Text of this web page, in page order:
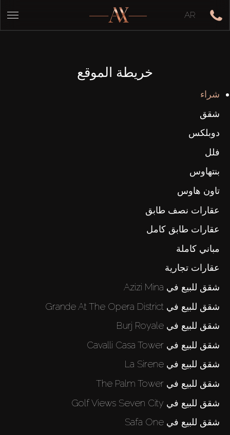
AR
خريطة الموقع
شراء
شقق
دوبلكس
فلل
بنتهاوس
تاون هاوس
عقارات نصف طابق
عقارات طابق كامل
مباني كاملة
عقارات تجارية
شقق للبيع في Azizi Mina
شقق للبيع في Grande At The Opera District
شقق للبيع في Burj Royale
شقق للبيع في Cavalli Casa Tower
شقق للبيع في La Sirene
شقق للبيع في The Palm Tower
شقق للبيع في Golf Views Seven City
شقق للبيع في Safa One